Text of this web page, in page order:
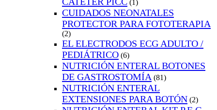
(1)
CUIDADOS NEONATALES
PROTECTOR PARA FOTOTERAPIA
(2)
EL ELECTRODOS ECG ADULTO /
PEDIÁTRICO (6)
NUTRICIÓN ENTERAL BOTONES
DE GASTROSTOMÍA (81)
NUTRICIÓN ENTERAL
EXTENSIONES PARA BOTÓN (2)